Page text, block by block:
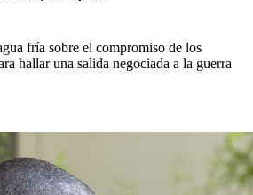
fría sobre el compromiso de los
hallar una salida negociada a la guerra